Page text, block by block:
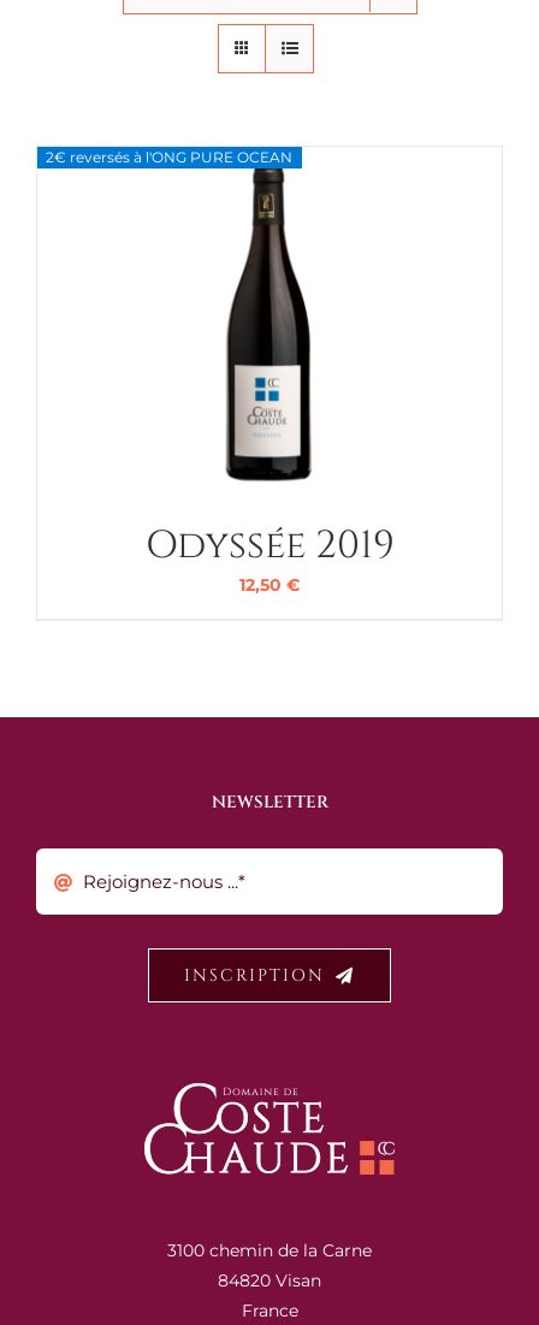
2€ reversés à l'ONG PURE OCEAN
Odyssée 2019
12,50 €
NEWSLETTER
INSCRIPTION
3100 chemin de la Carne
84820 Visan
France